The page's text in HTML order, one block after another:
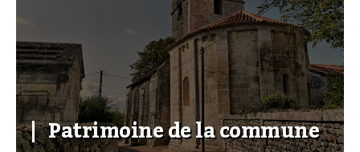
Patrimoine de la commune